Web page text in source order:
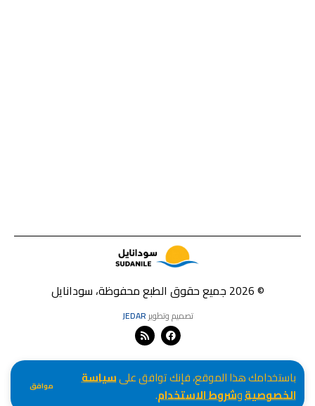
باستخدامك هذا الموقع، فإنك توافق علىسياسة
الخصوصيةوشروط الاستخدام. موافق
© 2026 جميع حقوق الطبع محفوظة، سودانايل
تصميم وتطويرJEDAR